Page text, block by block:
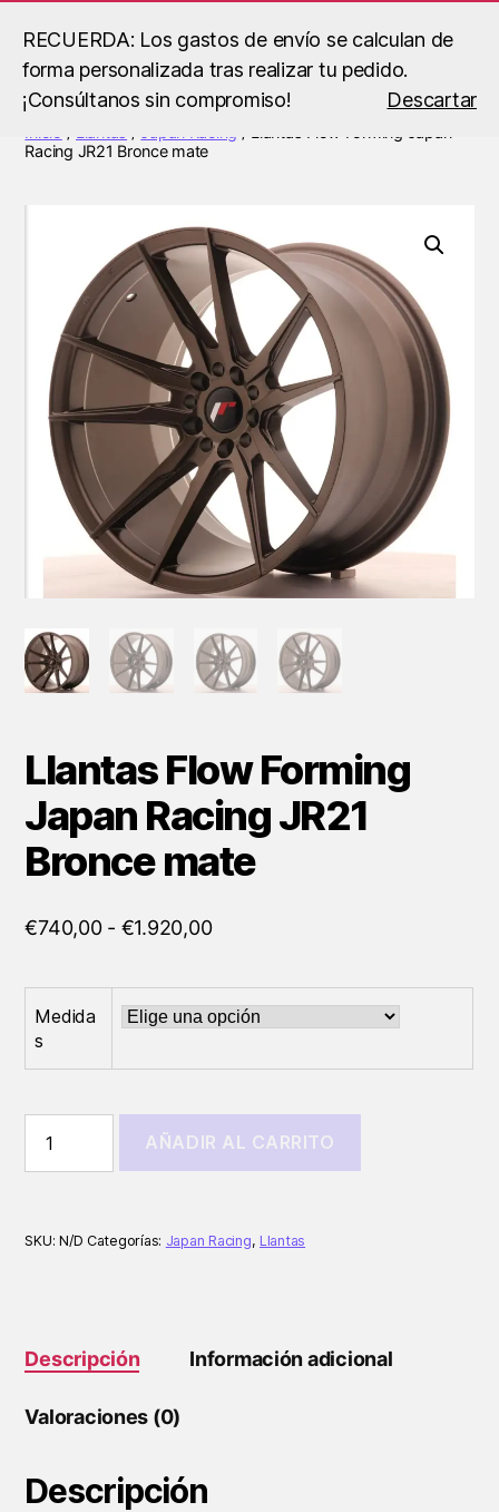
RECUERDA: Los gastos de envío se calculan de
forma personalizada tras realizar tu pedido.
¡Consúltanos sin compromiso!
Descartar
Buscar
B.S
Racing JR21 Bronce mate
Llantas Flow Forming
Japan Racing JR21
Bronce mate
€740,00 - €1.920,00Rango
precios:
desde
hasta
Medida
s
Flow
Forming
JR21
AÑADIR AL CARRITO
SKU:N/D Categorías: Japan Racing, Llantas
Descripción Información adicional
Valoraciones (0)
Descripción